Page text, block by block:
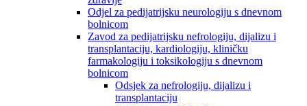
Odjel za pedijatrijsku neurologiju s dnevnom
bolnicom
Zavod za pedijatrijsku nefrologiju, dijalizu i
transplantaciju, kardiologiju, kliničku
farmakologiju i toksikologiju s dnevnom
bolnicom
Odsjek za nefrologiju, dijalizu i
transplantaciju